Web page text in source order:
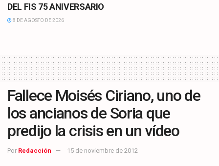
DEL FIS 75 ANIVERSARIO
8 DE AGOSTO DE 2026
Fallece Moisés Ciriano, uno de
los ancianos de Soria que
predijo la crisis en un vídeo
Por Redacción 15 de noviembre de 2012